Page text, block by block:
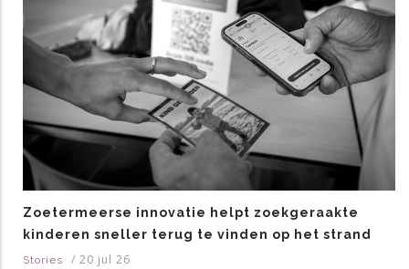
Zoetermeerse innovatie helpt zoekgeraakte
kinderen sneller terug te vinden op het strand
Stories / 20 jul 26